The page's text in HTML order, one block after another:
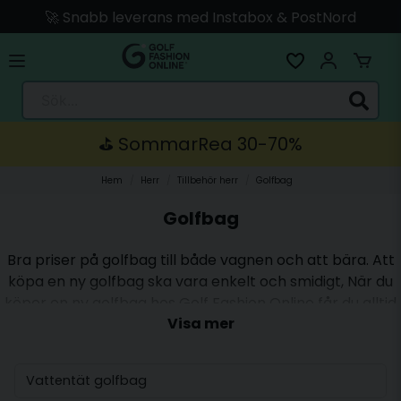
🚀 Snabb leverans med Instabox & PostNord
🛍️ Betala med Swish, Apple Pay, Kort & Faktura
🚚 Skickas direkt från lagret i Linköping
⛳️ SommarRea 30-70%
Hem Herr Tillbehör herr Golfbag
Golfbag
Bra priser på golfbag till både vagnen och att bära. Att
köpa en ny golfbag ska vara enkelt och smidigt, När du
30 dagar öppet köp samt fri frakt och enkel
Visa mer
Vattentät golfbag